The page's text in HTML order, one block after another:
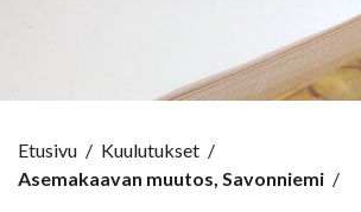
Etusivu / Kuulutukset /
Asemakaavan muutos, Savonniemi /